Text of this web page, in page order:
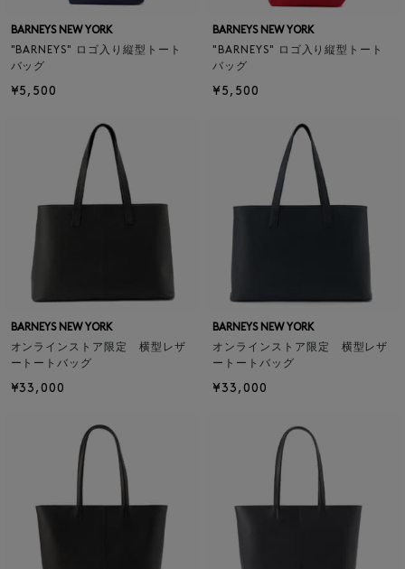
BARNEYS NEW YORK
"BARNEYS" ロゴ入り縦型トート
バッグ
¥5,500
BARNEYS NEW YORK
"BARNEYS" ロゴ入り縦型トート
バッグ
¥5,500
BARNEYS NEW YORK
オンラインストア限定 横型レザ
ートートバッグ
¥33,000
BARNEYS NEW YORK
オンラインストア限定 横型レザ
ートートバッグ
¥33,000